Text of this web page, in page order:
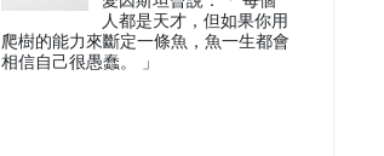
人都是天才，但如果你用
爬樹的能力來斷定一條魚，魚一生都會
相信自己很愚蠢。 」